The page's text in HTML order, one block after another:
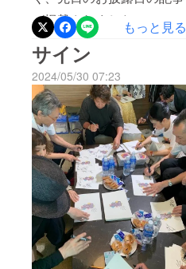
が掲載されました。もっと見る
サイン
2024/05/30 07:23